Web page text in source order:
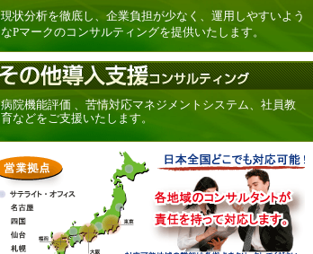
現状分析を徹底し、企業負担が少なく、運用しやすいよう
なPマークのコンサルティングを提供いたします。
病院機能評価 、苦情対応マネジメントシステム、社員教
育などをご支援いたします。